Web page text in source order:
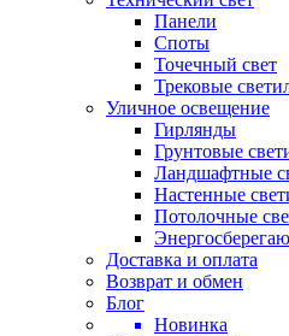
Панели
Споты
Точечный свет
Трековые
Уличное освещение
Гирлянды
Грунтовые
Ландшафтные
Настенные
Потолочные
Доставка и оплата
Возврат и обмен
Блог
Новинка